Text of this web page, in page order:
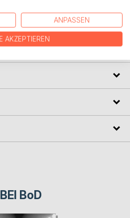
gilt heute als ein Klassiker der
mehrere Sprachen übersetzt (u.a.
und Chinesisch) und
Filmadaptionen.
BoD
ANPASSEN
AKZEPTIEREN